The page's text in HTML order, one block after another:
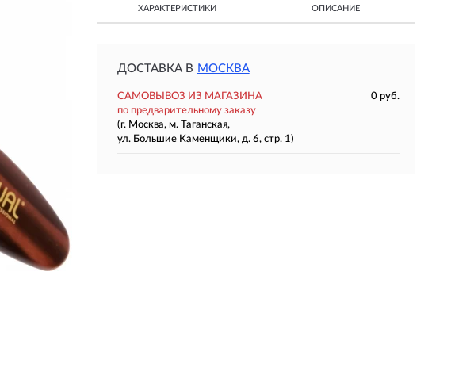
ХАРАКТЕРИСТИКИ ОПИСАНИЕ
ДОСТАВКА В МОСКВА
САМОВЫВОЗ ИЗ МАГАЗИНА
0 руб.
по предварительному заказу
(г. Москва, м. Таганская,
ул. Большие Каменщики, д. 6, стр. 1)